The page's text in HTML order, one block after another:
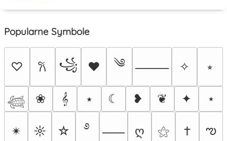
Popularne Symbole
♡ 𐙚 ꧁ ♥ ༄ ⸻ ✧ ⭒
𓆉 ❀ 𝄞 ⭑ ☾ ❥ ❦ ✦ ⋆
✴︎ ☼ ☆ ࿔ ⸺ ღ ⚝ † ఌ